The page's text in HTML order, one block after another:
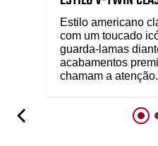
Estilo americano
com um toucado
guarda-lamas
acabamentos
chamam a atenção.